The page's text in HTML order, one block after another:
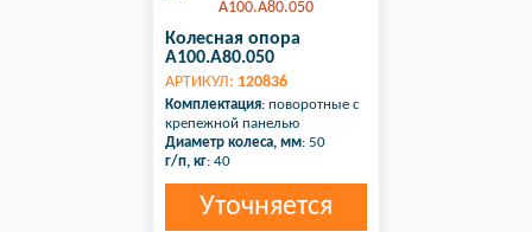
Колесная опора
A100.A80.050
АРТИКУЛ: 120836
Комплектация: поворотные с
крепежной панелью
Диаметр колеса, мм: 50
г/п, кг: 40
Уточняется